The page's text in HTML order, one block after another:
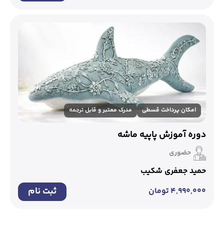
امکان پرداخت قسطی مدرک معتبر و قابل ترجمه
دوره آموزش پاپیه ماشه
حضوری
حمید جعفری شکیب
۴,۹۹۰,۰۰۰ تومان ثبت نام